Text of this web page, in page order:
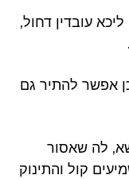
עובדין דחול,
אפשר להתיר גם
לה שאסור
קול והתינוק